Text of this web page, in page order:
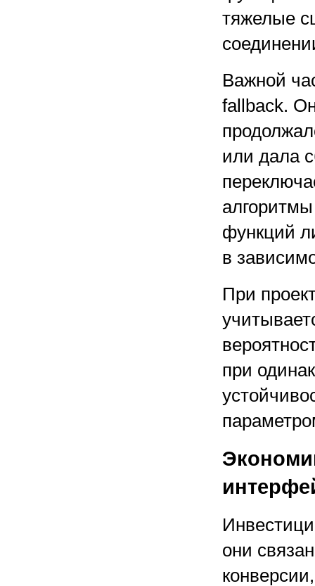
тяжелые
Важной
fallback.
или дала
функций
в
При
при
они